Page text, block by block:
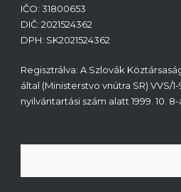
IČO: 31800653
DIČ: 2021524362
DPH: SK2021524362
Regisztrálva: A Szlovák
által (Ministerstvo vnútra SR) VVS/
nyilvántartási szám alatt 1999. 10. 8-